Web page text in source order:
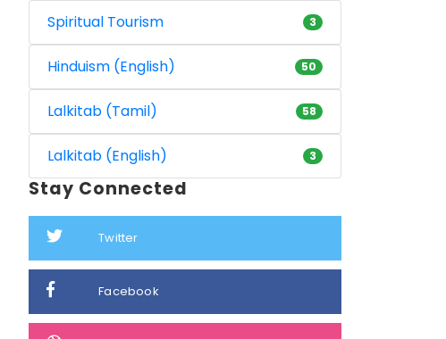
Spiritual Tourism 3
Hinduism (English) 50
Lalkitab (Tamil) 58
Lalkitab (English) 3
Stay Connected
Twitter
Facebook